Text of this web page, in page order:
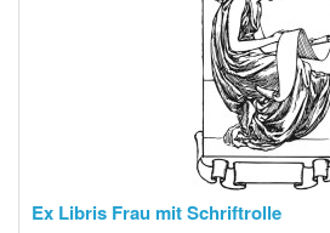
Ex Libris Frau mit Schriftrolle